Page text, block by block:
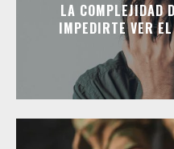
LA COMPLEJIDAD
IMPEDIRTE VER